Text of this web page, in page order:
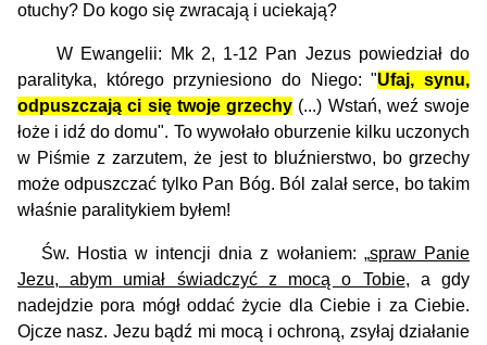
otuchy? Do kogo się zwracają i uciekają?
W Ewangelii: Mk 2, 1-12 Pan Jezus powiedział do
paralityka, którego przyniesiono do Niego:"Ufaj, synu,
odpuszczają ci się twoje grzechy (...) Wstań, weź swoje
łoże i idź do domu". To wywołało oburzenie kilku uczonych
w Piśmie z zarzutem, że jest to bluźnierstwo, bo grzechy
może odpuszczać tylko Pan Bóg. Ból zalał serce, bo takim
właśnie paralitykiem byłem!
Św. Hostia w intencji dnia z wołaniem: „spraw Panie
Jezu, abym umiał świadczyć z mocą o Tobie, a gdy
nadejdzie pora mógł oddać życie dla Ciebie i za Ciebie.
Ojcze nasz. Jezu bądź mi mocą i ochroną, zsyłaj działanie